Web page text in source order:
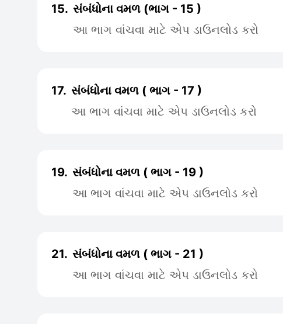
15. સંબંધોના વમળ (ભાગ - 15 )
આ ભાગ વાંચવા માટે એપ ડાઉનલોડ કરો
17. સંબંધોના વમળ ( ભાગ - 17 )
આ ભાગ વાંચવા માટે એપ ડાઉનલોડ કરો
19. સંબંધોના વમળ ( ભાગ - 19 )
આ ભાગ વાંચવા માટે એપ ડાઉનલોડ કરો
21. સંબંધોના વમળ ( ભાગ - 21 )
આ ભાગ વાંચવા માટે એપ ડાઉનલોડ કરો